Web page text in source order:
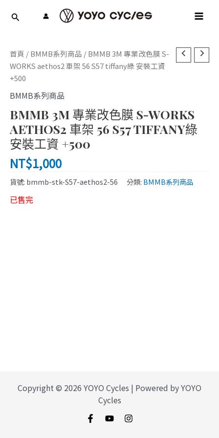
首頁 /BMMB系列商品 / BMMB 3M 專業改色膜 S-
WORKS aethos2 車架 56 S57 tiffany綠 安裝工資
+500
BMMB系列商品
BMMB 3M 專業改色膜 S-WORKS
AETHOS2 車架 56 S57 TIFFANY綠
安裝工資 +500
NT$1,000
貨號: bmmb-stk-S57-aethos2-56 分類: BMMB系列商品
已售完
Copyright © 2026 YOYO Cycles | Powered by YOYO
Cycles